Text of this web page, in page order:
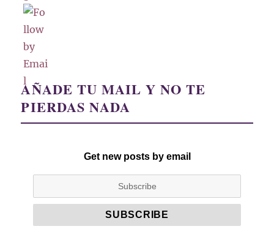
AÑADE TU MAIL Y NO TE
PIERDAS NADA
Get new posts by email